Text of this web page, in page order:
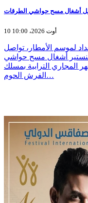
أشغال مسح حواشي الطرقات
10 أوت 2026، 10:00
لموسم الأمطار، تواصل
أشغال مسح حواشي
المجاري الترابية بمسلك
الفرش الحوم…